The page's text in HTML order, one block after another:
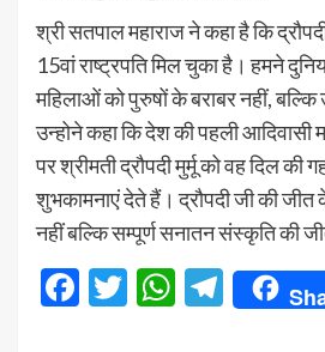
श्री सतपाल महाराज ने कहा है कि
15वां राष्ट्रपति मिल चुका है। हमने
महिलाओं को पुरुषों के बराबर नहीं,
उन्होने कहा कि देश की पहली आदिवासी
पर श्रीमती द्रौपदी मुर्मू को वह दिल की
शुभकामनाएं देते हैं। द्रौपदी जी की जीत
नहीं बल्कि सम्पूर्ण सनातन संस्कृति की
Facebook
Twitter